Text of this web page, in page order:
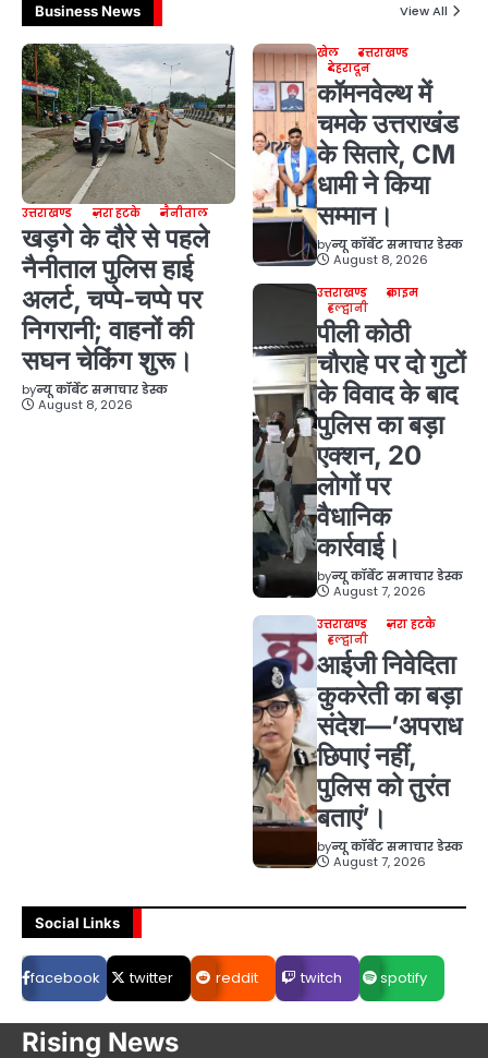
Business News View All
उत्तराखण्ड ज़रा हटके नैनीताल
खड़गे के दौरे से पहले
नैनीताल पुलिस हाई
अलर्ट, चप्पे-चप्पे पर
निगरानी; वाहनों की
सघन चेकिंग शुरू।
byन्यू कॉर्बेट समाचार डेस्क
August 8, 2026
खेल
उत्तराखण्ड
देहरादून
कॉमनवेल्थ में
चमके उत्तराखंड
के सितारे, CM
धामी ने किया
सम्मान।
byन्यू कॉर्बेट समाचार डेस्क
August 8, 2026
उत्तराखण्ड
क्राइम
हल्द्वानी
पीली कोठी
चौराहे पर दो गुटों
के विवाद के बाद
पुलिस का बड़ा
एक्शन, 20
लोगों पर
वैधानिक
कार्रवाई।
byन्यू कॉर्बेट समाचार डेस्क
August 7, 2026
उत्तराखण्ड
ज़रा हटके
हल्द्वानी
आईजी निवेदिता
कुकरेती का बड़ा
संदेश—’अपराध
छिपाएं नहीं,
पुलिस को तुरंत
बताएं’।
byन्यू कॉर्बेट समाचार डेस्क
August 7, 2026
Social Links
facebook twitter reddit twitch spotify
Rising News